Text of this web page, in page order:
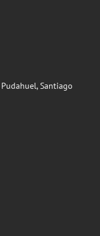
Pudahuel, Santiago